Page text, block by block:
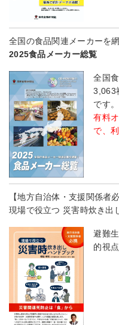
全国の食品関連メーカー
2025食品メーカー総覧
全国
3,063
です。
有料
で、
【地方自治体・支援関係者必
現場で役立つ 災害時炊き出
避難
的視